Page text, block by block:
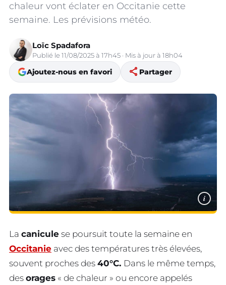
chaleur vont éclater en Occitanie cette
semaine. Les prévisions météo.
Loïc Spadafora
Publié le 11/08/2025 à 17h45 · Mis à jour à 18h04
Ajoutez-nous en favori share Partager
i
La canicule se poursuit toute la semaine en
Occitanie avec des températures très élevées,
souvent proches des 40°C. Dans le même temps,
des orages « de chaleur » ou encore appelés